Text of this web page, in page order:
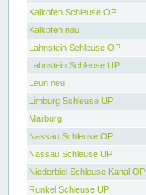
Kalkofen Schleuse OP
Kalkofen neu
Lahnstein Schleuse OP
Lahnstein Schleuse UP
Leun neu
Limburg Schleuse UP
Marburg
Nassau Schleuse OP
Nassau Schleuse UP
Niederbiel Schleuse Kanal OP
Runkel Schleuse UP